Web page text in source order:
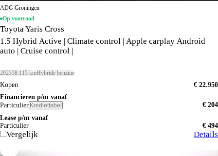
ADG Groningen
Op voorraad
Toyota Yaris Cross
1.5 Hybrid Active | Climate control | Apple carplay Android
auto | Cruise control |
202358.115 kmHybride benzine
Kopen
€ 22.950
Financieren p/m vanaf
Particulier Krediettabel
€ 204
Lease p/m vanaf
Particulier
€ 494
Vergelijk Details